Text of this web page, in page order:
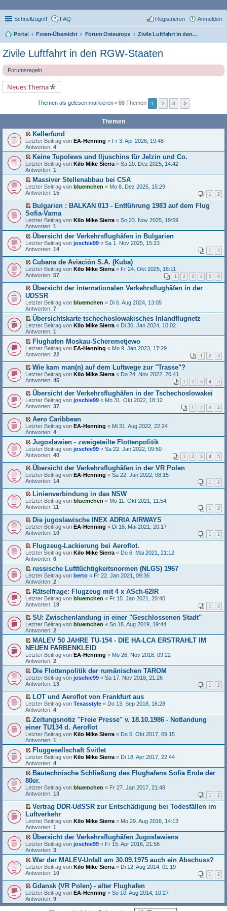
Schnellzugriff FAQ Anmelden
Registrieren
Portal Foren-Übersicht Forum Osteuropa Zivile Luftfahrt in den RGW-Staaten
Zivile Luftfahrt in den RGW-Staaten
Forumsregeln
Neues Thema
Themen als gelesen markieren • 88 Themen 1 2 3
Themen
E
r
s
e
r
u
n
g
e
l
e
s
e
n
e
r
B
e
i
r
a
Kellerfund
Letzter Beitrag von EA-Henning « Fr 3. Apr 2026, 19:48
Antworten: 4
E
r
s
e
r
u
n
g
e
l
e
s
e
n
r
B
e
i
t
r
a
g
Keine Tupolews und Iljuschins für Jelzin und Co.
Letzter Beitrag von Kilo Mike Sierra « Sa 20. Dez 2025, 14:42
Antworten: 1
E
r
e
r
u
n
g
e
l
e
s
e
n
e
r
B
e
i
t
r
a
g
Massiver Stellenabbau bei CSA
Letzter Beitrag von bluemchen « Mo 8. Dez 2025, 15:29
Antworten: 15 1 2
E
r
s
t
e
r
u
g
e
l
e
s
e
n
e
r
B
e
i
t
r
a
g
Bulgarien : BALKAN 013 - Entführung 1983 auf dem Flug
Sofia-Varna
Letzter Beitrag von Kilo Mike Sierra « So 23. Nov 2025, 19:59
Antworten: 1
E
r
e
r
u
n
g
e
l
e
s
e
n
e
r
B
e
i
t
a
g
Übersicht der Verkehrsflughäfen in Bulgarien
Letzter Beitrag von joschie99 « Sa 1. Nov 2025, 15:23
Antworten: 14 1 2
E
r
e
r
u
n
g
e
l
e
s
e
n
r
B
e
i
t
r
a
g
Cubana de Aviación S.A. (Kuba)
Letzter Beitrag von Kilo Mike Sierra « Fr 24. Okt 2025, 16:11
Antworten: 57 1 2 3 4 5 6
E
r
s
t
e
r
u
n
g
e
l
e
s
e
n
r
B
e
i
t
r
a
g
Übersicht der internationalen Verkehrsflughäfen in der
UDSSR
Letzter Beitrag von bluemchen « Di 6. Aug 2024, 13:05
Antworten: 7
E
r
s
e
r
u
n
g
e
e
s
e
n
e
r
B
e
r
a
g
Übersichtskarte tschechoslowakisches Inlandflugnetz
Letzter Beitrag von Kilo Mike Sierra « Di 30. Jan 2024, 10:02
Antworten: 1
E
r
e
r
u
n
g
e
l
e
s
e
n
e
r
B
e
i
r
a
g
Flughafen Moskau-Scheremetjewo
Letzter Beitrag von EA-Henning « Mo 9. Jan 2023, 17:29
Antworten: 22 1 2 3
E
r
e
r
u
n
g
e
l
e
s
e
n
e
r
B
e
i
r
a
g
Wie kam man(n) auf dem Luftwege zur "Trasse"?
Letzter Beitrag von Kilo Mike Sierra « Do 24. Nov 2022, 20:41
Antworten: 45 1 2 3 4 5
E
r
e
r
u
n
g
e
e
s
e
n
e
r
B
e
i
r
a
g
Übersicht der Verkehrsflughäfen in der Tschechoslowakei
Letzter Beitrag von joschie99 « Mo 31. Okt 2022, 18:12
Antworten: 37 1 2 3 4
E
r
s
e
r
u
n
g
e
e
s
e
n
e
r
B
e
i
r
a
g
Aero Caribbean
Letzter Beitrag von EA-Henning « Mi 31. Aug 2022, 22:24
Antworten: 4
E
r
e
r
u
n
g
e
l
e
s
e
n
e
r
B
e
i
r
a
g
Jugoslawien - zweigeteilte Flottenpolitik
Letzter Beitrag von joschie99 « Sa 22. Jan 2022, 09:50
Antworten: 40 1 2 3 4 5
E
r
e
r
u
n
g
e
l
e
s
e
n
e
B
e
r
a
g
Übersicht der Verkehrsflughäfen in der VR Polen
Letzter Beitrag von EA-Henning « Sa 22. Jan 2022, 08:15
Antworten: 14 1 2
E
r
e
r
u
n
g
e
l
e
s
e
n
e
r
B
r
a
g
Linienverbindung in das NSW
Letzter Beitrag von bluemchen « Mo 11. Okt 2021, 11:54
Antworten: 11 1 2
E
r
e
r
u
n
g
e
l
e
s
e
n
e
r
B
e
t
r
a
g
Die jugoslawische INEX ADRIA AIRWAYS
Letzter Beitrag von EA-Henning « Di 18. Mai 2021, 20:17
Antworten: 10 1 2
E
r
s
e
r
u
n
g
e
l
e
s
e
n
e
r
B
e
i
r
a
g
Flugzeug-Lackierung bei Aeroflot.
Letzter Beitrag von Kilo Mike Sierra « Do 6. Mai 2021, 21:12
Antworten: 6
E
r
s
e
r
u
n
g
e
l
e
s
e
n
e
B
e
i
r
a
g
russische Lufttüchtigkeitsnormen (NLGS) 1967
Letzter Beitrag von berto « Fr 22. Jan 2021, 09:36
Antworten: 2
E
r
e
r
u
n
g
e
l
e
s
e
n
r
B
e
i
r
a
g
Rätselfrage: Flugzeug mit 4 x ASch-62IR
Letzter Beitrag von bluemchen « Fr 15. Jan 2021, 20:40
Antworten: 18 1 2
E
r
s
e
r
u
n
g
e
l
e
s
e
n
e
r
B
e
i
t
a
g
SU: Zwischenlandung in einer "Geschlossenen Stadt"
Letzter Beitrag von bluemchen « So 18. Aug 2019, 19:44
Antworten: 2
E
r
s
t
e
r
u
g
e
l
e
s
e
n
e
r
B
e
i
t
a
g
MALEV 50 JAHRE TU-154 - DIE HA-LCA ERSTRAHLT IM
NEUEN FARBENKLEID
Letzter Beitrag von EA-Henning « Mo 26. Nov 2018, 09:22
Antworten: 2
E
r
e
r
u
n
g
e
l
e
s
e
n
e
B
e
i
r
a
g
Die Flottenpolitik der rumänischen TAROM
Letzter Beitrag von joschie99 « Sa 17. Nov 2018, 21:26
Antworten: 13 1 2
E
r
s
e
r
u
n
g
e
l
e
s
e
n
e
r
B
e
i
t
r
a
g
LOT und Aeroflot von Frankfurt aus
Letzter Beitrag von Texasstyle « Do 13. Sep 2018, 16:28
Antworten: 4
E
r
s
t
e
r
u
n
g
e
l
e
e
n
e
r
B
e
t
r
a
g
Zeitungsnotiz "Freie Presse" v. 18.10.1986 - Notlandung
einer TU134 d. Aeroflot
Letzter Beitrag von Kilo Mike Sierra « Do 5. Okt 2017, 09:15
Antworten: 1
E
r
s
e
r
u
g
e
l
e
s
e
n
e
r
B
e
i
r
a
g
Fluggesellschaft Svitlet
Letzter Beitrag von Kilo Mike Sierra « Di 18. Apr 2017, 22:44
Antworten: 4
E
r
s
t
e
u
n
g
e
e
s
e
n
e
r
B
e
i
t
r
Bautechnische Schließung des Flughafens Sofia Ende der
80er.
Letzter Beitrag von bluemchen « Fr 27. Jan 2017, 21:48
Antworten: 13 1 2
E
r
s
t
e
r
u
n
g
e
l
e
s
e
n
e
Vertrag DDR-UdSSR zur Entschädigung bei Todesfällen im
Luftverkehr
Letzter Beitrag von Kilo Mike Sierra « Mo 29. Aug 2016, 14:13
Antworten: 1
E
r
s
e
r
u
n
g
e
l
Übersicht der Verkehrsflughäfen Jugoslawiens
Letzter Beitrag von joschie99 « Fr 15. Apr 2016, 21:56
Antworten: 3
E
r
e
r
u
n
War der MALEV-Unfall am 30.09.1975 auch ein Abschuss?
Letzter Beitrag von Kilo Mike Sierra « Di 12. Aug 2014, 01:19
Antworten: 10 1 2
E
r
s
Gdansk (VR Polen) - alter Flughafen
Letzter Beitrag von EA-Henning « So 10. Aug 2014, 10:27
Antworten: 9